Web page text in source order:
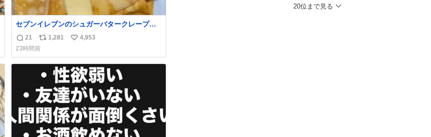
セブンイレブンのシュガーバタークレープと
えんがわの寿司を探している人へ！ シュガー
バタークレープは目黒、品川、蒲田、渋谷、
川崎、横浜、鶴見、九州の一部エリア限定商
品で8月5日に発注が終了したため店舗に置い
てあるところ少ないですが見つけたら即買い
返
信
数
21
リ
ポ
ス
ト
1,281
い
ね
数
4,953
23時間前
20位まで見る